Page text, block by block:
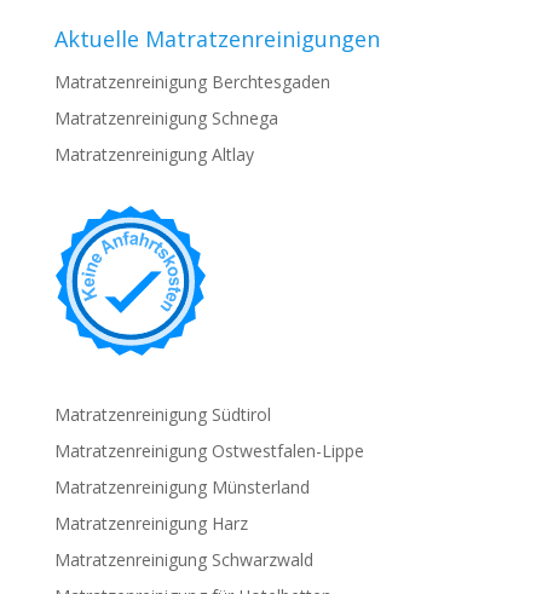
Aktuelle Matratzenreinigungen
Matratzenreinigung Berchtesgaden
Matratzenreinigung Schnega
Matratzenreinigung Altlay
Matratzenreinigung Südtirol
Matratzenreinigung Ostwestfalen-Lippe
Matratzenreinigung Münsterland
Matratzenreinigung Harz
Matratzenreinigung Schwarzwald